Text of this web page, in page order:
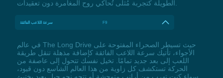
سرعة اللاعب الفائقة F9
في عالم The Long Drive حيث تسيطر الصحراء المفتوحة على
الأجواء، تأتيك سرعة اللاعب الفائقة كإضافة مذهلة تنقل طريقة
اللعب إلى بعد جديد تمامًا. تخيل نفسك تتحول إلى عاصفة من
الحركة تستكشف كل زاوية من هذا العالم الشاسع دون قيود،
سواء كنت تهرب من أرانب متوحشة أو تتجه نحو جبل بعيد يختبئ